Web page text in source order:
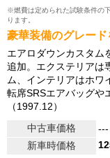
※燃費は定められた試験条件の
ります。
豪華装備のグレード
エアロダウンカスタム
追加。エクステリアは
ム、インテリアはホワ
転席SRSエアバッグや
（1997.12）
中古車価格
---
新車時価格